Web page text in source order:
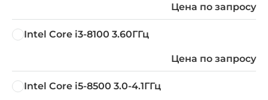
Цена по запросу
Intel Core i3-8100 3.60ГГц
Цена по запросу
Intel Core i5-8500 3.0-4.1ГГц